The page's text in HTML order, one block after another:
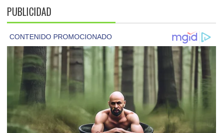
PUBLICIDAD